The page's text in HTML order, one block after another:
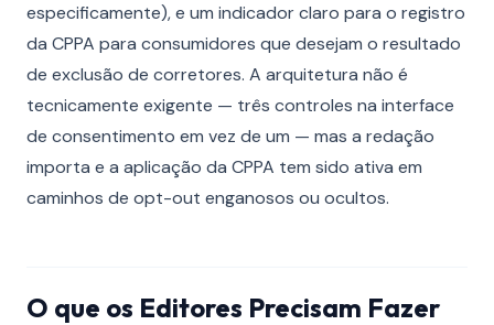
especificamente), e um indicador claro para o registro
da CPPA para consumidores que desejam o resultado
de exclusão de corretores. A arquitetura não é
tecnicamente exigente — três controles na interface
de consentimento em vez de um — mas a redação
importa e a aplicação da CPPA tem sido ativa em
caminhos de opt-out enganosos ou ocultos.
O que os Editores Precisam Fazer